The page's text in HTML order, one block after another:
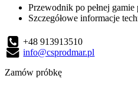
Przewodnik po pełnej
Szczegółowe informacje
+48 913913510
info@csprodmar.pl
Zamów próbkę